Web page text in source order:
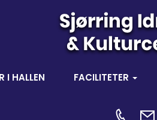
I HALLEN FACILITETER